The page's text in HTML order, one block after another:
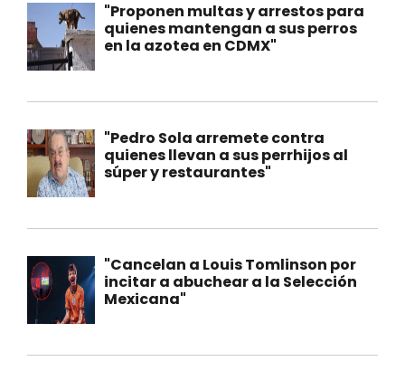
"Proponen multas y arrestos para
quienes mantengan a sus perros
en la azotea en CDMX"
"Pedro Sola arremete contra
quienes llevan a sus perrhijos al
súper y restaurantes"
"Cancelan a Louis Tomlinson por
incitar a abuchear a la Selección
Mexicana"